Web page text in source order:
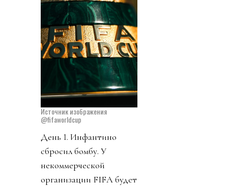
Источник изображения
@fifaworldcup
День 1. Инфантино
сбросил бомбу. У
некоммерческой
организации FIFA будет